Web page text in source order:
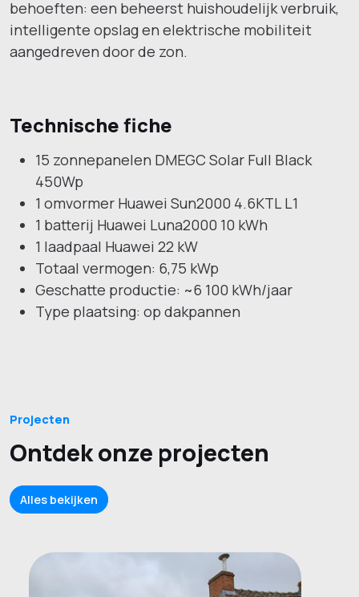
behoeften: een beheerst huishoudelijk verbruik,
intelligente opslag en elektrische mobiliteit
aangedreven door de zon.
Technische fiche
15 zonnepanelen DMEGC Solar Full Black
450Wp
1 omvormer Huawei Sun2000 4.6KTL L1
1 batterij Huawei Luna2000 10 kWh
1 laadpaal Huawei 22 kW
Totaal vermogen: 6,75 kWp
Geschatte productie: ~6 100 kWh/jaar
Type plaatsing: op dakpannen
Projecten
Ontdek onze projecten
Alles bekijken